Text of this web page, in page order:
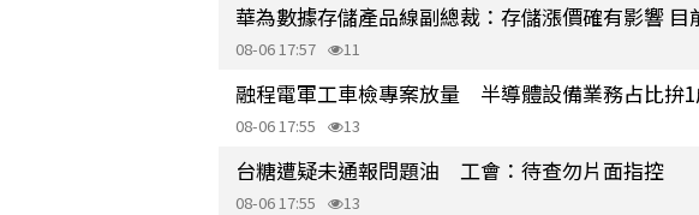
華為數據存儲產品線副總裁：存儲漲價確有影響 目
08-06 17:57 11
融程電軍工車檢專案放量 半導體設備業務占比拚
08-06 17:55 13
台糖遭疑未通報問題油 工會：待查勿片面指控
08-06 17:55 13